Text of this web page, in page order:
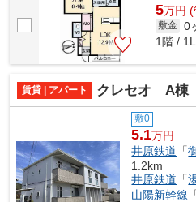
5万円 (
敷金 0
1階 /
賃貸 | アパート クレセオ A棟
敷0
5.1万円
井原鉄道 「
1.2km
井原鉄道 「
山陽新幹線